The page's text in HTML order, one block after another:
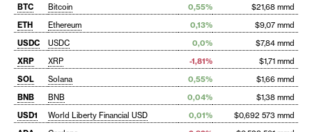
BTC Bitcoin 0,55%
$21,68 mmd
ETH
Ethereum 0,13%
$9,07 mmd
USDC
USDC 0,0%
$7,84 mmd
XRP
XRP -1,81%
$1,71 mmd
SOL
Solana 0,55%
$1,66 mmd
BNB
BNB 0,04%
$1,38 mmd
USD1
World Liberty Financial USD 0,01%
$0,692 573 mmd